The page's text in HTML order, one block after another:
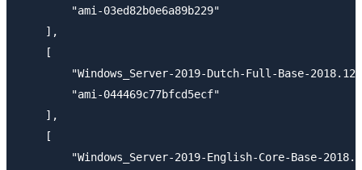
        "ami-03ed82b0e6a89b229"
    ],
    [
"Windows_Server-2019-Dutch-Full-Base-
        "ami-044469c77bfcd5ecf"
    ],
    [
"Windows_Server-2019-English-Core-Base-